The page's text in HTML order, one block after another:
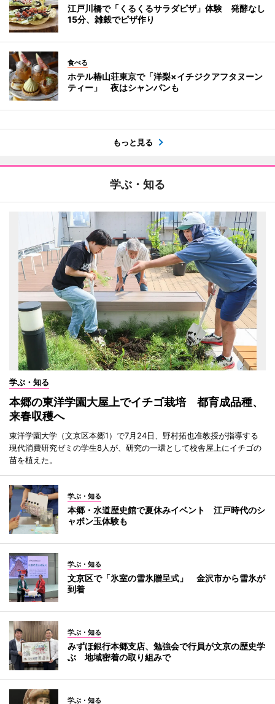
江戸川橋で「くるくるサラダピザ」体験 発酵なし
15分、雑穀でピザ作り
食べる
ホテル椿山荘東京で「洋梨×イチジクアフタヌーン
ティー」 夜はシャンパンも
もっと見る
学ぶ・知る
学ぶ・知る
本郷の東洋学園大屋上でイチゴ栽培 都育成品種、
来春収穫へ
東洋学園大学（文京区本郷1）で7月24日、野村拓也准教授が指導する
現代消費研究ゼミの学生8人が、研究の一環として校舎屋上にイチゴの
苗を植えた。
学ぶ・知る
本郷・水道歴史館で夏休みイベント 江戸時代のシ
ャボン玉体験も
学ぶ・知る
文京区で「氷室の雪氷贈呈式」 金沢市から雪氷が
到着
学ぶ・知る
みずほ銀行本郷支店、勉強会で行員が文京の歴史学
ぶ 地域密着の取り組みで
学ぶ・知る